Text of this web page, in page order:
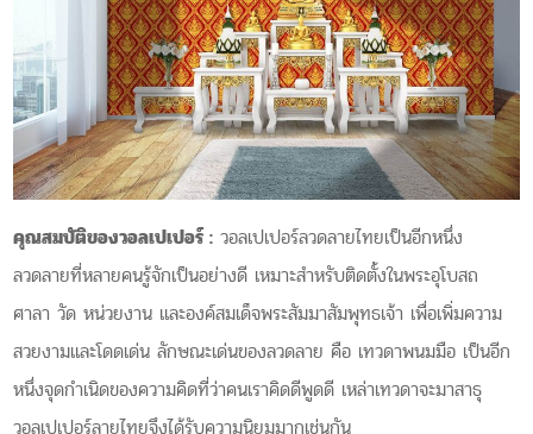
คุณสมบัติของวอลเปเปอร์ : วอลเปเปอร์ลวดลายไทยเป็นอีกหนึ่ง
ลวดลายที่หลายคนรู้จักเป็นอย่างดี เหมาะสำหรับติดตั้งในพระอุโบสถ
ศาลา วัด หน่วยงาน และองค์สมเด็จพระสัมมาสัมพุทธเจ้า เพื่อเพิ่มความ
สวยงามและโดดเด่น ลักษณะเด่นของลวดลาย คือ เทวดาพนมมือ เป็นอีก
หนึ่งจุดกำเนิดของความคิดที่ว่าคนเราคิดดีพูดดี เหล่าเทวดาจะมาสาธุ
วอลเปเปอร์ลายไทยจึงได้รับความนิยมมากเช่นกัน